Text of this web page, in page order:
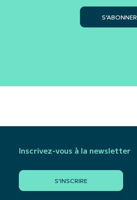
S’ABONNER
Inscrivez-vous à la newsletter
S'INSCRIRE